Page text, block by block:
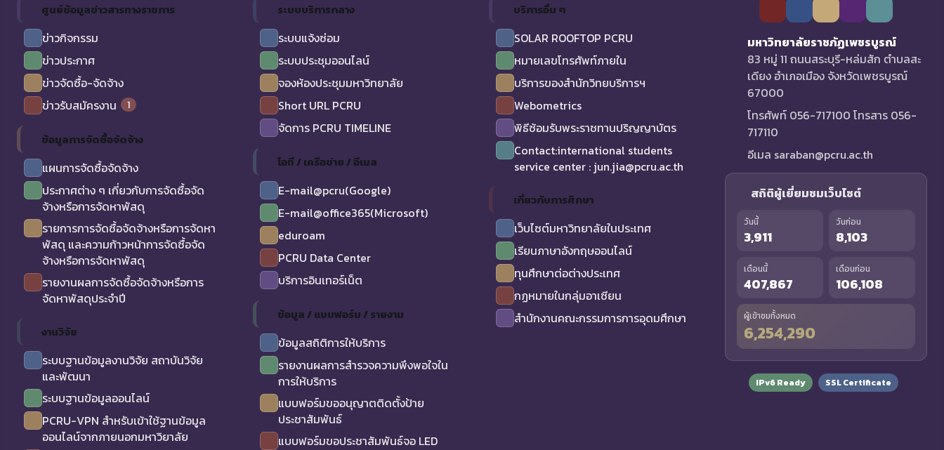
ศูนย์ข้อมูลข่าวสารทางราชการ
ข่าวกิจกรรม
ข่าวประกาศ
ข่าวจัดซื้อ-จัดจ้าง
ข่าวรับสมัครงาน
1
ข้อมูลการจัดซื้อจัดจ้าง
แผนการจัดซื้อจัดจ้าง
ประกาศต่าง ๆ เกี่ยวกับการจัดซื้อจัด
จ้างหรือการจัดหาพัสดุ
รายการการจัดซื้อจัดจ้างหรือการจัดหา
พัสดุ และความก้าวหน้าการจัดซื้อจัด
จ้างหรือการจัดหาพัสดุ
รายงานผลการจัดซื้อจัดจ้างหรือการ
จัดหาพัสดุประจำปี
งานวิจัย
ระบบฐานข้อมูลงานวิจัย สถาบันวิจัย
และพัฒนา
ระบบฐานข้อมูลออนไลน์
PCRU-VPN สำหรับเข้าใช้ฐานข้อมูล
ออนไลน์จากภายนอกมหาวิยาลัย
ระบบบริการกลาง
ระบบแจ้งซ่อม
ระบบประชุมออนไลน์
จองห้องประชุมมหาวิทยาลัย
Short URL PCRU
จัดการ PCRU TIMELINE
ไอที / เครือข่าย / อีเมล
E-mail@pcru(Google)
E-mail@office365(Microsoft)
eduroam
PCRU Data Center
บริการอินเทอร์เน็ต
ข้อมูล / แบบฟอร์ม / รายงาน
ข้อมูลสถิติการให้บริการ
รายงานผลการสำรวจความพึงพอใจใน
การให้บริการ
แบบฟอร์มขออนุญาตติดตั้งป้าย
ประชาสัมพันธ์
แบบฟอร์มขอประชาสัมพันธ์จอ LED
บริการอื่น ๆ
SOLAR ROOFTOP PCRU
หมายเลขโทรศัพท์ภายใน
บริการของสำนักวิทยบริการฯ
Webometrics
พิธีซ้อมรับพระราชทานปริญญาบัตร
Contact:international students
service center : jun.jia@pcru.ac.th
เกี่ยวกับการศึกษา
เว็บไซต์มหาวิทยาลัยในประเทศ
เรียนภาษาอังกฤษออนไลน์
ทุนศึกษาต่อต่างประเทศ
กฏหมายในกลุ่มอาเซียน
สำนักงานคณะกรรมการการอุดมศึกษา
มหาวิทยาลัยราชภัฏเพชรบูรณ์
83 หมู่ 11 ถนนสระบุรี-หล่มสัก ตำบลสะ
เดียง อำเภอเมือง จังหวัดเพชรบูรณ์
67000
โทรศัพท์ 056-717100 โทรสาร 056-
717110
อีเมล saraban@pcru.ac.th
สถิติผู้เยี่ยมชมเว็บไซต์
วันนี้
3,911
วันก่อน
8,103
เดือนนี้
407,867
เดือนก่อน
106,108
ผู้เข้าชมทั้งหมด
6,254,290
IPv6 Ready SSL Certificate